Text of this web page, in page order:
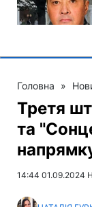
Головна »
Третя
та
14:44 01.09.2024